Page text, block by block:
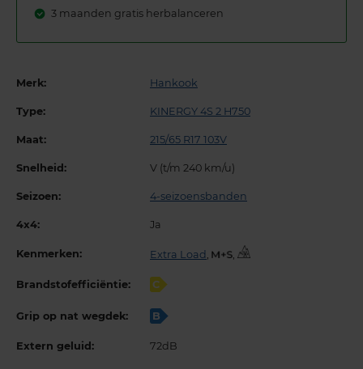
3 maanden gratis herbalanceren
Merk: Hankook
Type: KINERGY 4S 2 H750
Maat: 215/65 R17 103V
Snelheid: V (t/m 240 km/u)
Seizoen: 4-seizoensbanden
4x4: Ja
Kenmerken: Extra Load , ,
Brandstofefficiëntie: C
Grip op nat wegdek: B
Extern geluid: 72dB